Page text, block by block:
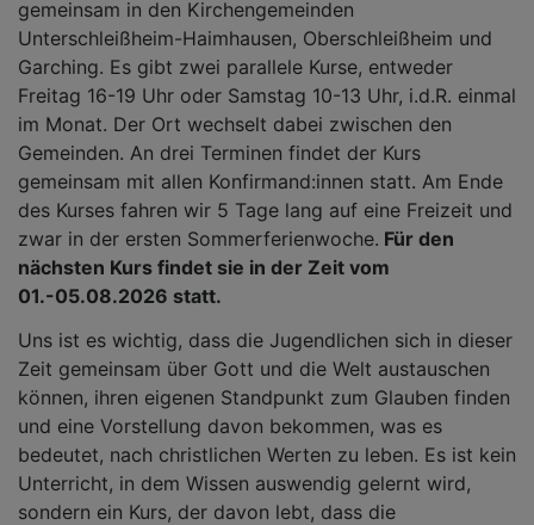
gemeinsam in den Kirchengemeinden
Unterschleißheim-Haimhausen, Oberschleißheim und
Garching. Es gibt zwei parallele Kurse, entweder
Freitag 16-19 Uhr oder Samstag 10-13 Uhr, i.d.R. einmal
im Monat. Der Ort wechselt dabei zwischen den
Gemeinden. An drei Terminen findet der Kurs
gemeinsam mit allen Konfirmand:innen statt. Am Ende
des Kurses fahren wir 5 Tage lang auf eine Freizeit und
zwar in der ersten Sommerferienwoche. Für den
nächsten Kurs findet sie in der Zeit vom
01.-05.08.2026 statt.
Uns ist es wichtig, dass die Jugendlichen sich in dieser
Zeit gemeinsam über Gott und die Welt austauschen
können, ihren eigenen Standpunkt zum Glauben finden
und eine Vorstellung davon bekommen, was es
bedeutet, nach christlichen Werten zu leben. Es ist kein
Unterricht, in dem Wissen auswendig gelernt wird,
sondern ein Kurs, der davon lebt, dass die